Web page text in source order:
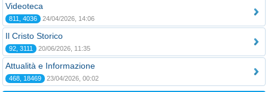
Videoteca
811, 4036 24/04/2026, 14:06
Il Cristo Storico
92, 3111 20/06/2026, 11:35
Attualità e Informazione
468, 18469 23/04/2026, 00:02